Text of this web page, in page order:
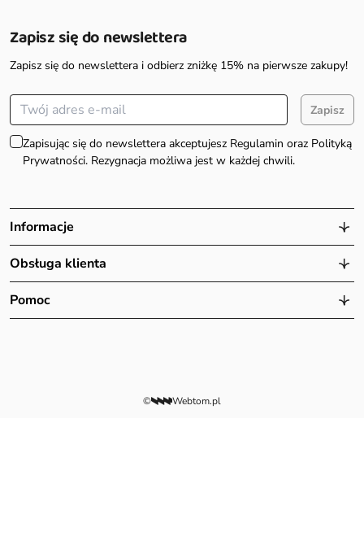
Zapisz się do newslettera
Zapisz się do newslettera i odbierz zniżkę 15% na pierwsze zakupy!
Zapisz
Zapisując się do newslettera akceptujesz Regulamin oraz Polityką
Prywatności. Rezygnacja możliwa jest w każdej chwili.
Informacje
Obsługa klienta
Pomoc
© Webtom.pl